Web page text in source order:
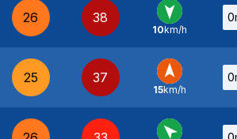
26 38
N -
10km/h
25 37
S -
15km/h